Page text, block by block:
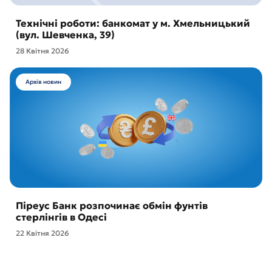
Технічні роботи: банкомат у м. Хмельницький
(вул. Шевченка, 39)
28 Квітня 2026
Архів новин
Піреус Банк розпочинає обмін фунтів
стерлінгів в Одесі
22 Квітня 2026